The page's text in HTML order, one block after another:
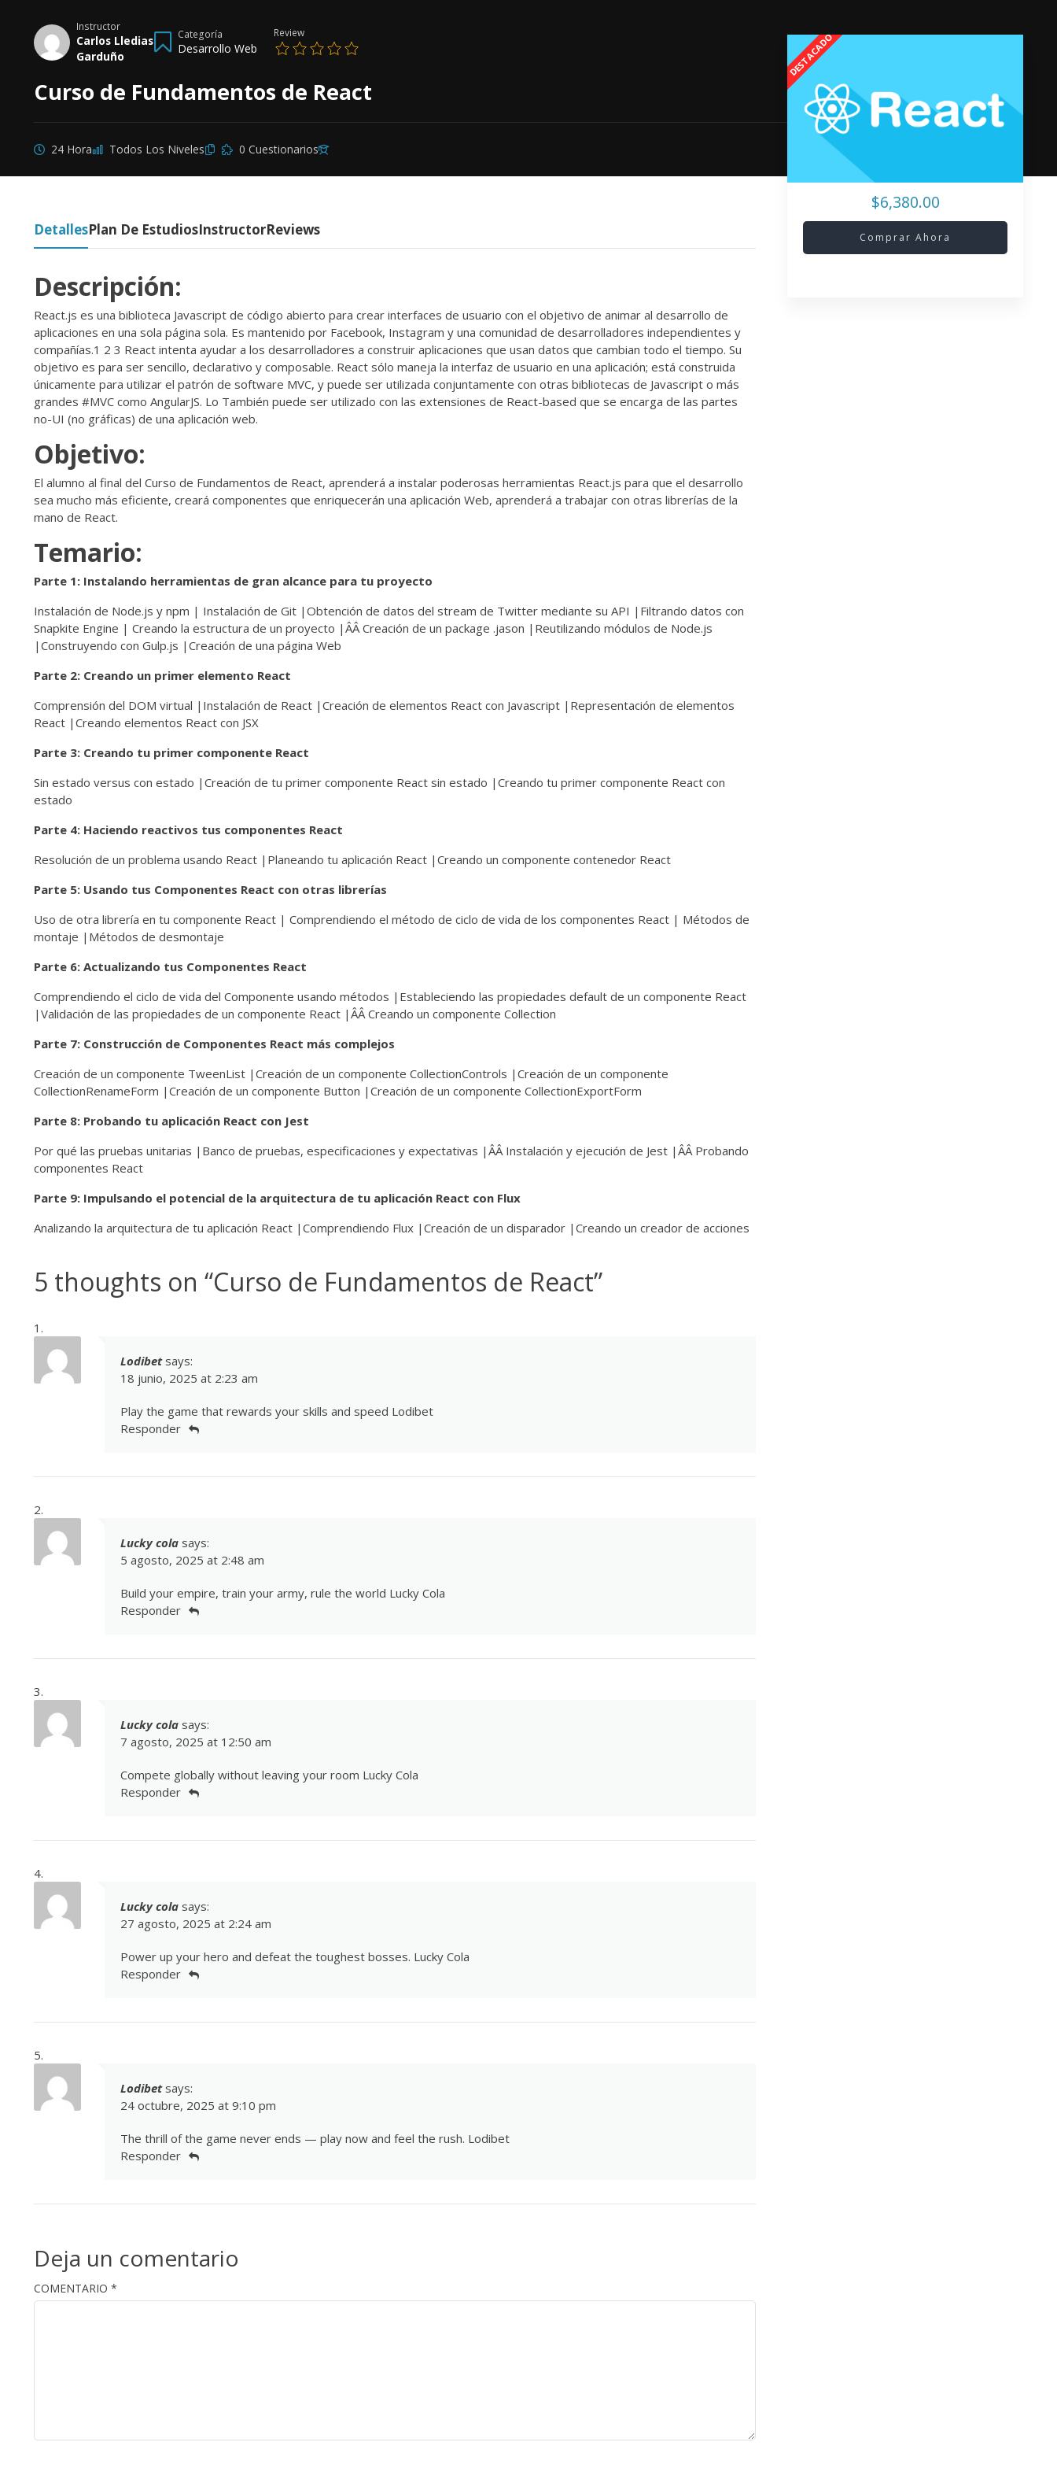
Instructor
Carlos Lledias
Garduño
Categoría
Desarrollo Web
Review
Curso de Fundamentos de React
24 Hora Todos Los Niveles 0 Cuestionarios
DetallesPlan De EstudiosInstructorReviews
Descripción:
React.js es una biblioteca Javascript de código abierto para crear interfaces de usuario con el objetivo de animar al desarrollo de
aplicaciones en una sola página sola. Es mantenido por Facebook, Instagram y una comunidad de desarrolladores independientes y
compañías.1 2 3 React intenta ayudar a los desarrolladores a construir aplicaciones que usan datos que cambian todo el tiempo. Su
objetivo es para ser sencillo, declarativo y composable. React sólo maneja la interfaz de usuario en una aplicación; está construida
únicamente para utilizar el patrón de software MVC, y puede ser utilizada conjuntamente con otras bibliotecas de Javascript o más
grandes #MVC como AngularJS. Lo También puede ser utilizado con las extensiones de React-based que se encarga de las partes
no-UI (no gráficas) de una aplicación web.
Objetivo:
El alumno al final del Curso de Fundamentos de React, aprenderá a instalar poderosas herramientas React.js para que el desarrollo
sea mucho más eficiente, creará componentes que enriquecerán una aplicación Web, aprenderá a trabajar con otras librerías de la
mano de React.
Temario:
Parte 1: Instalando herramientas de gran alcance para tu proyecto
Instalación de Node.js y npm | Instalación de Git |Obtención de datos del stream de Twitter mediante su API |Filtrando datos con
Snapkite Engine | Creando la estructura de un proyecto |ÂÂ Creación de un package .jason |Reutilizando módulos de Node.js
|Construyendo con Gulp.js |Creación de una página Web
Parte 2: Creando un primer elemento React
Comprensión del DOM virtual |Instalación de React |Creación de elementos React con Javascript |Representación de elementos
React |Creando elementos React con JSX
Parte 3: Creando tu primer componente React
Sin estado versus con estado |Creación de tu primer componente React sin estado |Creando tu primer componente React con
estado
Parte 4: Haciendo reactivos tus componentes React
Resolución de un problema usando React |Planeando tu aplicación React |Creando un componente contenedor React
Parte 5: Usando tus Componentes React con otras librerías
Uso de otra librería en tu componente React | Comprendiendo el método de ciclo de vida de los componentes React | Métodos de
montaje |Métodos de desmontaje
Parte 6: Actualizando tus Componentes React
Comprendiendo el ciclo de vida del Componente usando métodos |Estableciendo las propiedades default de un componente React
|Validación de las propiedades de un componente React |ÂÂ Creando un componente Collection
Parte 7: Construcción de Componentes React más complejos
Creación de un componente TweenList |Creación de un componente CollectionControls |Creación de un componente
CollectionRenameForm |Creación de un componente Button |Creación de un componente CollectionExportForm
Parte 8: Probando tu aplicación React con Jest
Por qué las pruebas unitarias |Banco de pruebas, especificaciones y expectativas |ÂÂ Instalación y ejecución de Jest |ÂÂ Probando
componentes React
Parte 9: Impulsando el potencial de la arquitectura de tu aplicación React con Flux
Analizando la arquitectura de tu aplicación React |Comprendiendo Flux |Creación de un disparador |Creando un creador de acciones
5 thoughts on “Curso de Fundamentos de React”
Lodibet says:
18 junio, 2025 at 2:23 am
Play the game that rewards your skills and speed Lodibet
Responder
Lucky cola says:
5 agosto, 2025 at 2:48 am
Build your empire, train your army, rule the world Lucky Cola
Responder
Lucky cola says:
7 agosto, 2025 at 12:50 am
Compete globally without leaving your room Lucky Cola
Responder
Lucky cola says:
27 agosto, 2025 at 2:24 am
Power up your hero and defeat the toughest bosses. Lucky Cola
Responder
Lodibet says:
24 octubre, 2025 at 9:10 pm
The thrill of the game never ends — play now and feel the rush. Lodibet
Responder
Deja un comentario
COMENTARIO *
$6,380.00
Comprar Ahora